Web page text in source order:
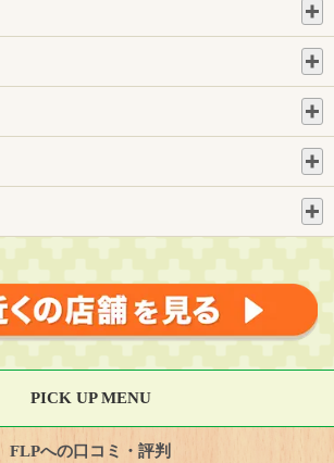
PICK UP MENU
FLPへの口コミ・評判